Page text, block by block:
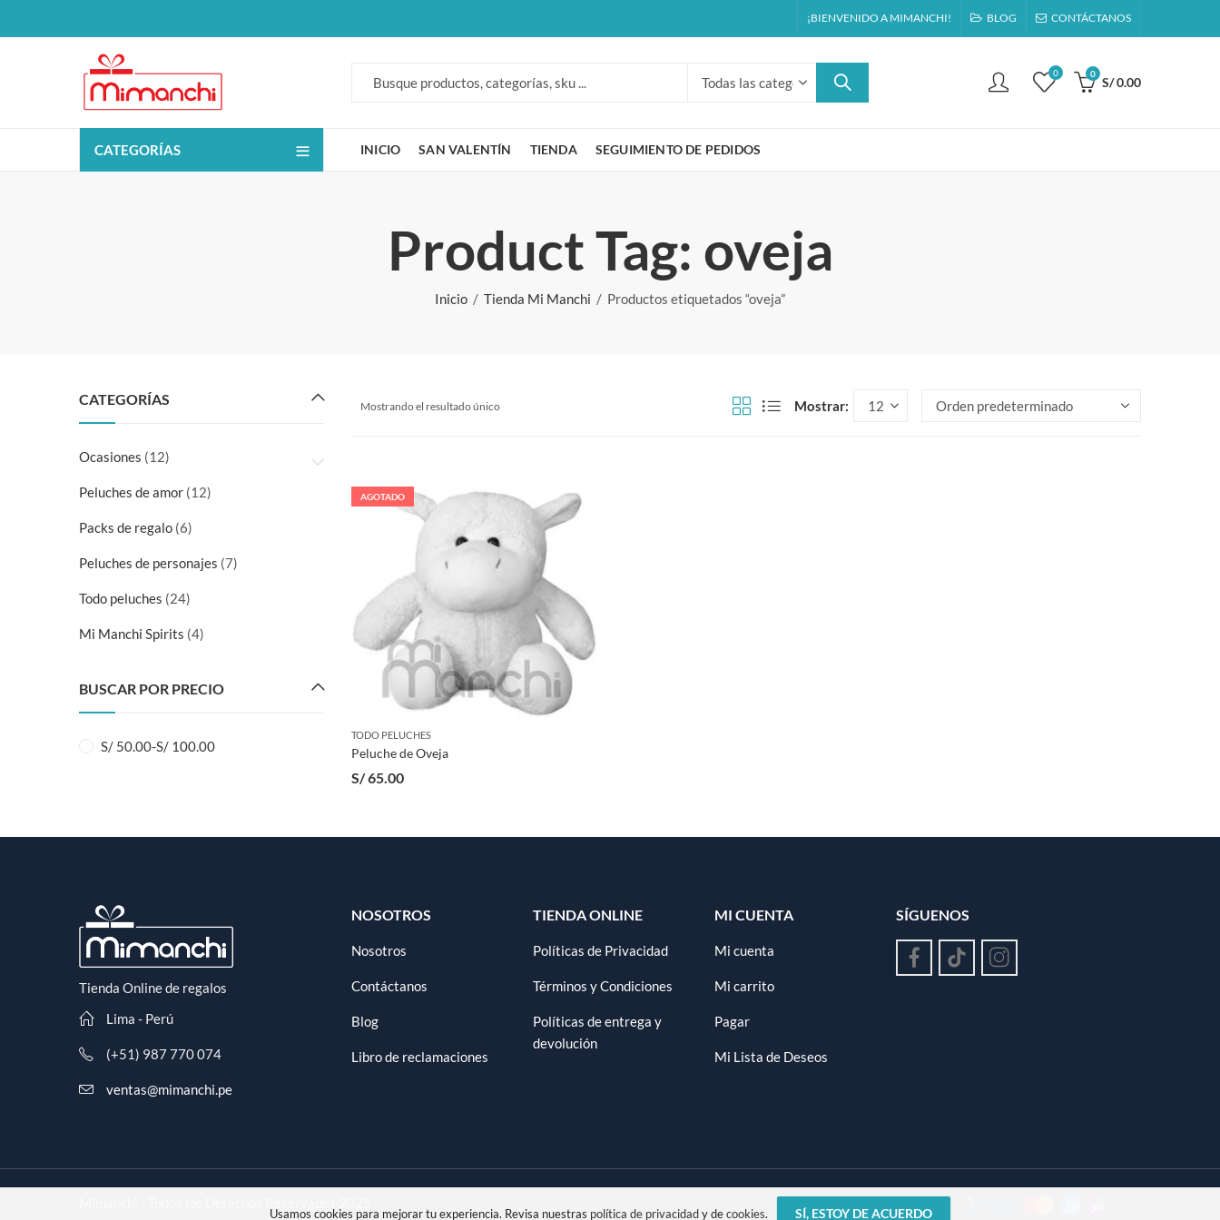
¡BIENVENIDO A MIMANCHI! BLOG CONTÁCTANOS
0 0
S/0.00
CATEGORÍAS INICIO SAN VALENTÍN TIENDA SEGUIMIENTO DE PEDIDOS
Product Tag: oveja
Inicio Tienda Mi Manchi Productos etiquetados “oveja”
Mostrando el resultado único Mostrar:
AGOTADO
TODO PELUCHES
Peluche de Oveja
S/65.00
CATEGORÍAS
Ocasiones (12)
Peluches de amor (12)
Packs de regalo (6)
Peluches de personajes (7)
Todo peluches (24)
Mi Manchi Spirits (4)
BUSCAR POR PRECIO
S/ 50.00-S/ 100.00
Tienda Online de regalos
Lima - Perú
(+51) 987 770 074
ventas@mimanchi.pe
NOSOTROS
Nosotros
Contáctanos
Blog
Libro de reclamaciones
TIENDA ONLINE
Políticas de Privacidad
Términos y Condiciones
Políticas de entrega y
devolución
MI CUENTA
Mi cuenta
Mi carrito
Pagar
Mi Lista de Deseos
SÍGUENOS
Usamos cookies para mejorar tu experiencia. Revisa nuestras política de privacidady decookies. SÍ, ESTOY DE ACUERDO